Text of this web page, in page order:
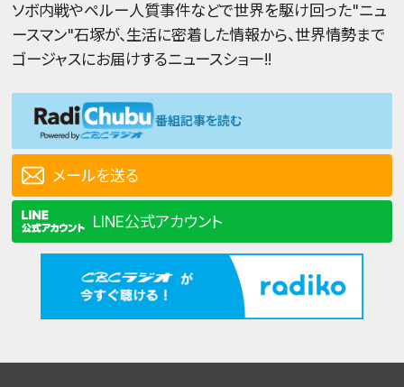
ソボ内戦やペルー人質事件などで世界を駆け回った"ニュ
ースマン"石塚が、生活に密着した情報から、世界情勢まで
ゴージャスにお届けするニュースショー!!
番組記事を読む
メールを送る
LINE公式アカウント